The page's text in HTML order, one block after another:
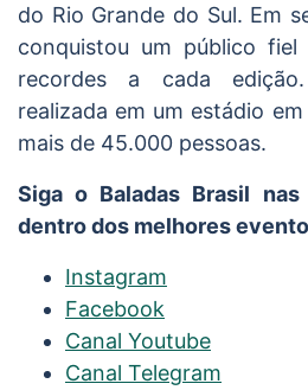
do Rio Grande do Sul. Em
conquistou um público fiel
recordes a cada
realizada em um estádio
mais de 45.000 pessoas.
Siga o Baladas Brasil
dentro dos melhores
Instagram
Facebook
Canal Youtube
Canal Telegram